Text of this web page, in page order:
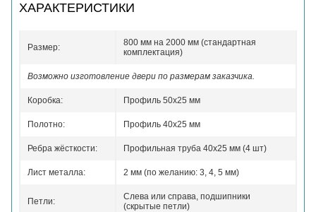
ХАРАКТЕРИСТИКИ
Размер:
800 мм на 2000 мм (стандартная
комплектация)
Возможно изготовление двери по размерам заказчика.
Коробка: Профиль 50x25 мм
Полотно: Профиль 40x25 мм
Ребра жёсткости: Профильная труба 40х25 мм (4 шт)
Лист металла: 2 мм (по желанию: 3, 4, 5 мм)
Петли:
Слева или справа, подшипники
(скрытые петли)